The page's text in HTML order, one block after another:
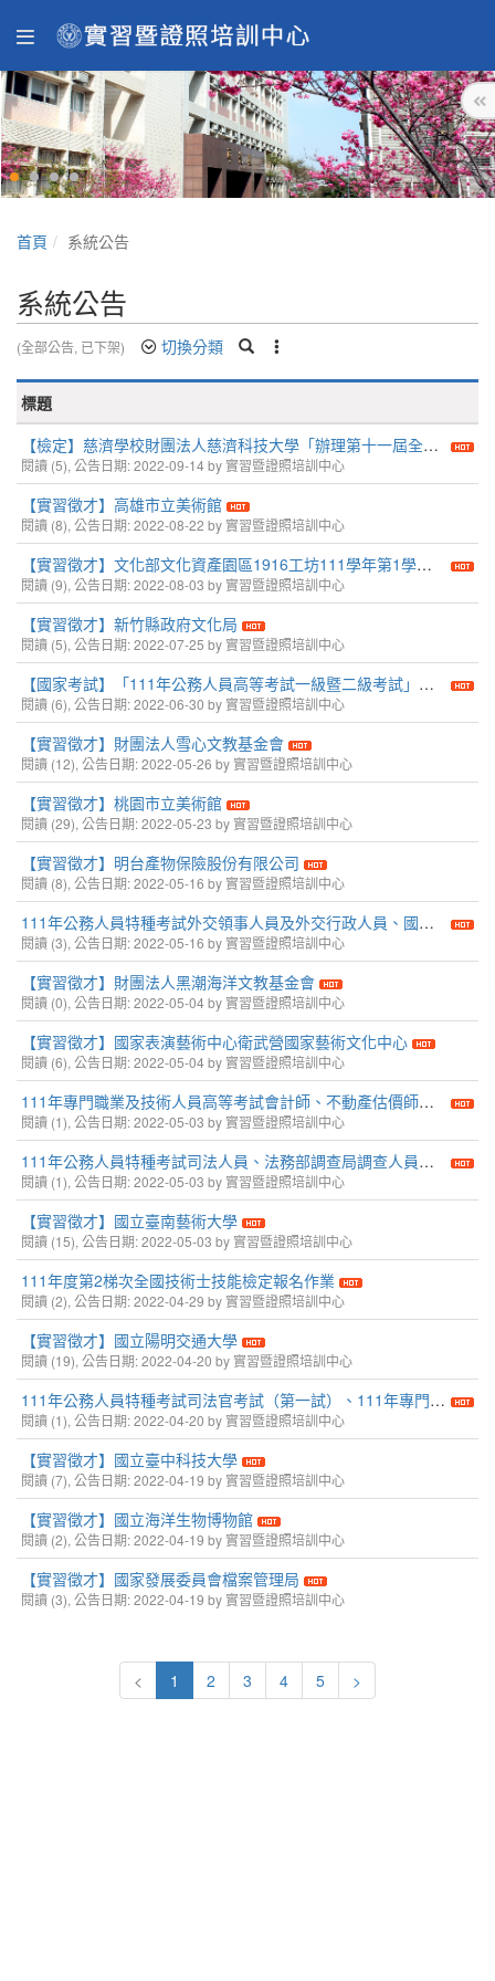
首頁 系統公告
系統公告
(全部公告, 已下架) 切換分類
標題
【檢定】慈濟學校財團法人慈濟科技大學「辦理第十一屆全球華人泌乳支持能力認證考試」
閱讀 (5), 公告日期: 2022-09-14 by 實習暨證照培訓中心
【實習徵才】高雄市立美術館
閱讀 (8), 公告日期: 2022-08-22 by 實習暨證照培訓中心
【實習徵才】文化部文化資產園區1916工坊111學年第1學期以工換技實習徵選
閱讀 (9), 公告日期: 2022-08-03 by 實習暨證照培訓中心
【實習徵才】新竹縣政府文化局
閱讀 (5), 公告日期: 2022-07-25 by 實習暨證照培訓中心
【國家考試】「111年公務人員高等考試一級暨二級考試」報名訊息
閱讀 (6), 公告日期: 2022-06-30 by 實習暨證照培訓中心
【實習徵才】財團法人雪心文教基金會
閱讀 (12), 公告日期: 2022-05-26 by 實習暨證照培訓中心
【實習徵才】桃園市立美術館
閱讀 (29), 公告日期: 2022-05-23 by 實習暨證照培訓中心
【實習徵才】明台產物保險股份有限公司
閱讀 (8), 公告日期: 2022-05-16 by 實習暨證照培訓中心
111年公務人員特種考試外交領事人員及外交行政人員、國際經濟商務人員、民航人員及原住民族考試
閱讀 (3), 公告日期: 2022-05-16 by 實習暨證照培訓中心
【實習徵才】財團法人黑潮海洋文教基金會
閱讀 (0), 公告日期: 2022-05-04 by 實習暨證照培訓中心
【實習徵才】國家表演藝術中心衛武營國家藝術文化中心
閱讀 (6), 公告日期: 2022-05-04 by 實習暨證照培訓中心
111年專門職業及技術人員高等考試會計師、不動產估價師、專利師、民間之公證人考試
閱讀 (1), 公告日期: 2022-05-03 by 實習暨證照培訓中心
111年公務人員特種考試司法人員、法務部調查局調查人員、海岸巡防人員、移民行政人員考試及111年未具擬任職務任用資格者取得法官遴選資格考試
閱讀 (1), 公告日期: 2022-05-03 by 實習暨證照培訓中心
【實習徵才】國立臺南藝術大學
閱讀 (15), 公告日期: 2022-05-03 by 實習暨證照培訓中心
111年度第2梯次全國技術士技能檢定報名作業
閱讀 (2), 公告日期: 2022-04-29 by 實習暨證照培訓中心
【實習徵才】國立陽明交通大學
閱讀 (19), 公告日期: 2022-04-20 by 實習暨證照培訓中心
111年公務人員特種考試司法官考試（第一試）、111年專門職業及技術人員高等考試律師考試（第一試）
閱讀 (1), 公告日期: 2022-04-20 by 實習暨證照培訓中心
【實習徵才】國立臺中科技大學
閱讀 (7), 公告日期: 2022-04-19 by 實習暨證照培訓中心
【實習徵才】國立海洋生物博物館
閱讀 (2), 公告日期: 2022-04-19 by 實習暨證照培訓中心
【實習徵才】國家發展委員會檔案管理局
閱讀 (3), 公告日期: 2022-04-19 by 實習暨證照培訓中心
< 1 2 3 4 5 >